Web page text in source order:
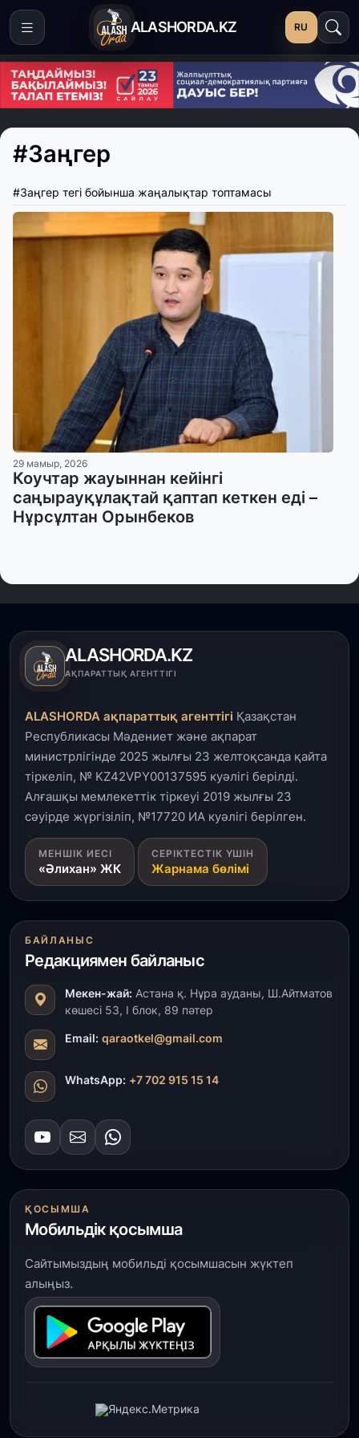
ALASHORDA.KZ RU
#Заңгер
#Заңгер тегі бойынша жаңалықтар топтамасы
29 мамыр, 2026
Коучтар жауыннан кейінгі
саңырауқұлақтай қаптап кеткен еді –
Нұрсұлтан Орынбеков
ALASHORDA.KZ
АҚПАРАТТЫҚ АГЕНТТІГІ
ALASHORDA ақпараттық агенттігі Қазақстан
Республикасы Мәдениет және ақпарат
министрлігінде 2025 жылғы 23 желтоқсанда қайта
тіркеліп, № KZ42VPY00137595 куәлігі берілді.
Алғашқы мемлекеттік тіркеуі 2019 жылғы 23
сәуірде жүргізіліп, №17720 ИА куәлігі берілген.
МЕНШІК ИЕСІ
«Әлихан» ЖК
СЕРІКТЕСТІК ҮШІН
Жарнама бөлімі
БАЙЛАНЫС
Редакциямен байланыс
Мекен-жай: Астана қ. Нұра ауданы, Ш.Айтматов
көшесі 53, І блок, 89 пәтер
Email: qaraotkel@gmail.com
WhatsApp: +7 702 915 15 14
ҚОСЫМША
Мобильдік қосымша
Сайтымыздың мобильді қосымшасын жүктеп
алыңыз.